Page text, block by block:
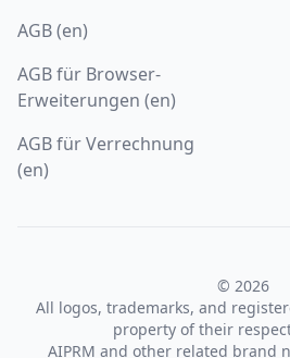
AGB (en)
AGB für Browser-
Erweiterungen (en)
AGB für Verrechnung
(en)
© 2026
All logos, trademarks, and
property of their
AIPRM and other related brand